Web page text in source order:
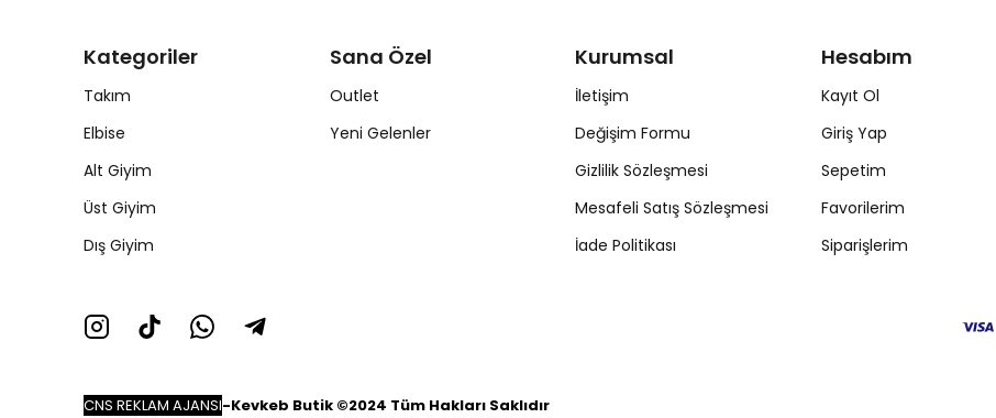
Kategoriler
Takım
Elbise
Alt Giyim
Üst Giyim
Dış Giyim
Sana Özel
Outlet
Yeni Gelenler
Kurumsal
İletişim
Değişim Formu
Gizlilik Sözleşmesi
Mesafeli Satış Sözleşmesi
İade Politikası
Hesabım
Kayıt Ol
Giriş Yap
Sepetim
Favorilerim
Siparişlerim
CNS REKLAM AJANSI-Kevkeb Butik ©2024 Tüm Hakları Saklıdır